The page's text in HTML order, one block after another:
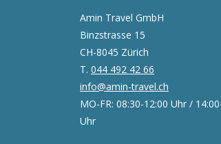
Amin Travel GmbH
Binzstrasse 15
CH-8045 Zürich
T. 044 492 42 66
info@amin-travel.ch
MO-FR: 08:30-12:00 Uhr /
Uhr